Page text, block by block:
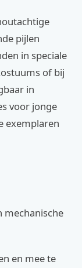
pijlen
in speciale
of bij
in
voor jonge
exemplaren
mechanische
en mee te